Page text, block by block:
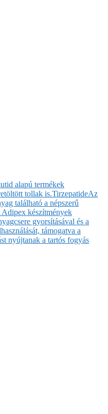
alapú termékek
tollak is.TirzepatideAz
található a népszerű
Adipex készítmények
gyorsításával és a
támogatva a
nyújtanak a tartós fogyás